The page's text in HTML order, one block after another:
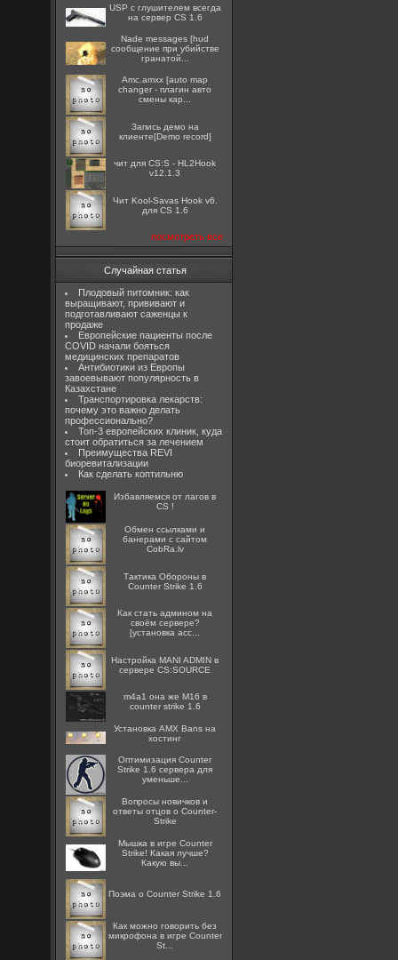
USP с глушителем всегда
на сервер CS 1.6
Nade messages [hud
сообщение при убийстве
гранатой...
Amc.amxx [auto map
changer - плагин авто
смены кар...
Запись демо на
клиенте[Demo record]
чит для CS:S - HL2Hook
v12.1.3
Чит Kool-Savas Hook v6.
для CS 1.6
посмотреть все
Случайная статья
Плодовый питомник: как
выращивают, прививают и
подготавливают саженцы к
продаже
Европейские пациенты после
COVID начали бояться
медицинских препаратов
Антибиотики из Европы
завоевывают популярность в
Казахстане
Транспортировка лекарств:
почему это важно делать
профессионально?
Топ-3 европейских клиник, куда
стоит обратиться за лечением
Преимущества REVI
биоревитализации
Как сделать коптильню
Избавляемся от лагов в
CS !
Oбмен ссылками и
банерами с сайтом
CobRa.lv
Тактика Обороны в
Counter Strike 1.6
Как стать админом на
своём сервере?
[установка acc...
Настройка MANI ADMIN в
сервере CS:SOURCE
m4a1 она же M16 в
counter strike 1.6
Установка AMX Bans на
хостинг
Оптимизация Counter
Strike 1.6 сервера для
уменьше...
Вопросы новичков и
ответы отцов о Counter-
Strike
Мышка в игре Counter
Strike! Какая лучше?
Какую вы...
Поэма о Counter Strike 1.6
Как можно говорить без
микрофона в игре Counter
St...